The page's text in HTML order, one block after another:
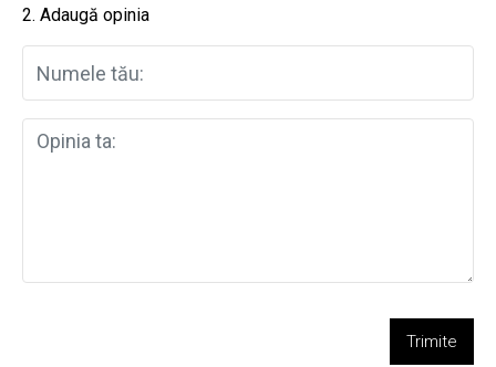
2. Adaugă opinia
Trimite